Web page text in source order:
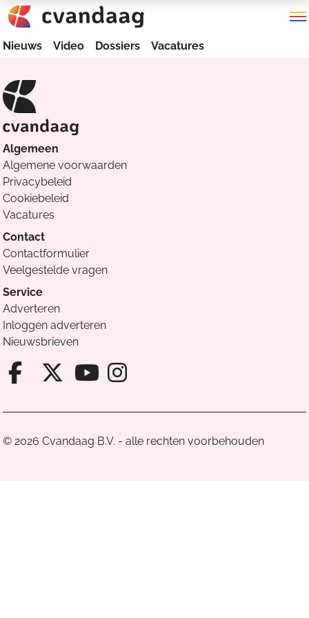
Nieuws Video Dossiers Vacatures
Algemeen
Algemene voorwaarden
Privacybeleid
Cookiebeleid
Vacatures
Contact
Contactformulier
Veelgestelde vragen
Service
Adverteren
Inloggen adverteren
Nieuwsbrieven
Facebook van Cvandaag
X van Cvandaag
Instagram van
© 2026 Cvandaag B.V. - alle rechten voorbehouden